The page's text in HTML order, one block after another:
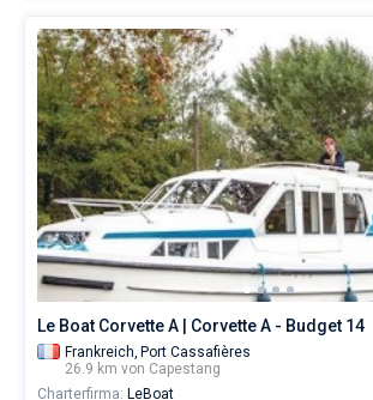
Le Boat Corvette A | Corvette A - Budget 14
Frankreich, Port Cassafières
26.9 km von Capestang
Charterfirma: LeBoat